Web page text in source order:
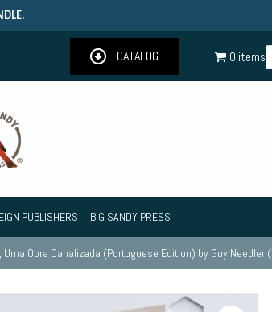
CATALOG 0 items
PUBLISHERS BIG SANDY PRESS
Obra Canalizada (Portuguese Edition) by Guy Needler